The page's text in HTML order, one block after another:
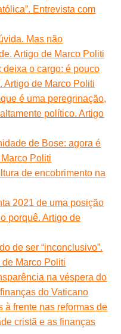
Entrevista com
Mas não
Artigo de Marco Politi
deixa o cargo: é pouco
Artigo de Marco Politi
é uma peregrinação,
político. Artigo
de Bose: agora é
Politi
de encobrimento na
2021 de uma posição
porquê. Artigo de
de ser “inconclusivo”.
Marco Politi
na véspera do
do Vaticano
à frente nas reformas de
cristã e as finanças